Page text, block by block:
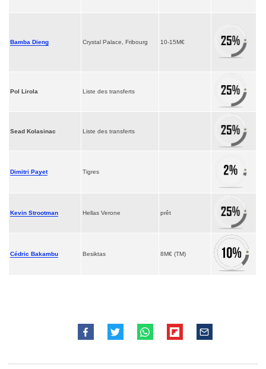
Bamba Dieng Crystal Palace, Fribourg 10-15M€
Pol Lirola Liste des transferts
Sead Kolasinac Liste des transferts
Dimitri Payet Tigres
Kevin Strootman Hellas Verone prêt
Cédric Bakambu Besiktas 8M€ (TM)